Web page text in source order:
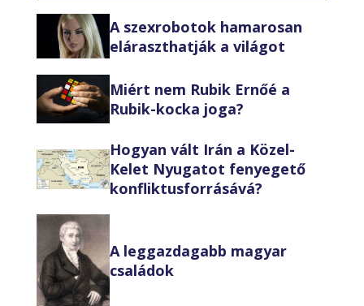
A szexrobotok hamarosan
eláraszthatják a világot
Miért nem Rubik Ernőé a
Rubik-kocka joga?
Hogyan vált Irán a Közel-
Kelet Nyugatot fenyegető
konfliktusforrásává?
A leggazdagabb magyar
családok